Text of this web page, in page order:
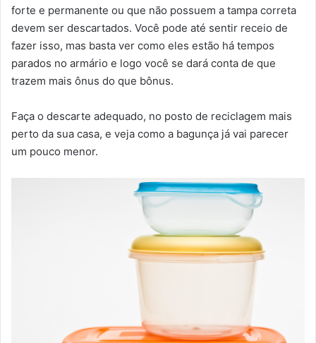
forte e permanente ou que não possuem a tampa correta
devem ser descartados. Você pode até sentir receio de
fazer isso, mas basta ver como eles estão há tempos
parados no armário e logo você se dará conta de que
trazem mais ônus do que bônus.
Faça o descarte adequado, no posto de reciclagem mais
perto da sua casa, e veja como a bagunça já vai parecer
um pouco menor.